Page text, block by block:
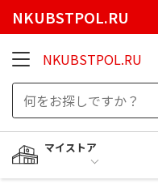
NKUBSTPOL.RU
NKUBSTPOL.RU
マイストア